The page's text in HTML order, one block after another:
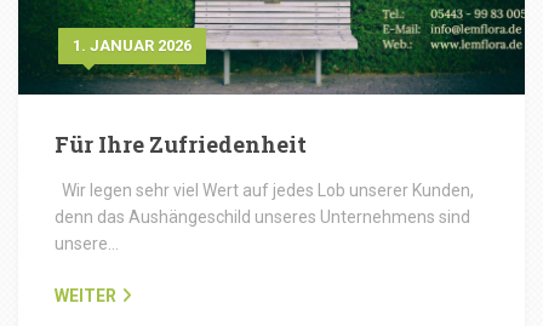
1. JANUAR 2026
Für Ihre Zufriedenheit
Wir legen sehr viel Wert auf jedes Lob unserer Kunden,
denn das Aushängeschild unseres Unternehmens sind
unsere…
WEITER